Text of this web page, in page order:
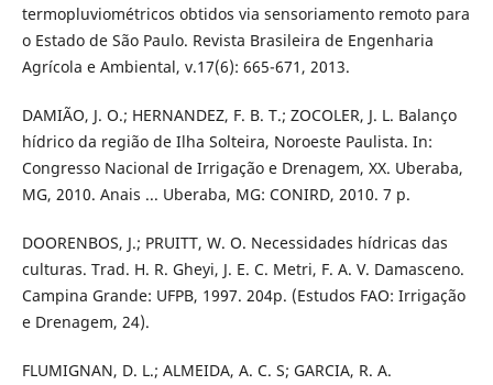
termopluviométricos obtidos via sensoriamento remoto para
o Estado de São Paulo. Revista Brasileira de Engenharia
Agrícola e Ambiental, v.17(6): 665-671, 2013.
DAMIÃO, J. O.; HERNANDEZ, F. B. T.; ZOCOLER, J. L. Balanço
hídrico da região de Ilha Solteira, Noroeste Paulista. In:
Congresso Nacional de Irrigação e Drenagem, XX. Uberaba,
MG, 2010. Anais ... Uberaba, MG: CONIRD, 2010. 7 p.
DOORENBOS, J.; PRUITT, W. O. Necessidades hídricas das
culturas. Trad. H. R. Gheyi, J. E. C. Metri, F. A. V. Damasceno.
Campina Grande: UFPB, 1997. 204p. (Estudos FAO: Irrigação
e Drenagem, 24).
FLUMIGNAN, D. L.; ALMEIDA, A. C. S; GARCIA, R. A.